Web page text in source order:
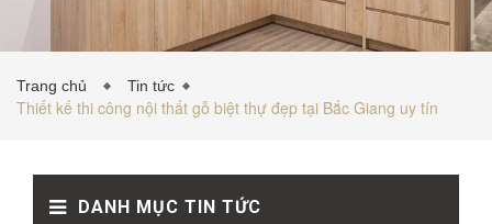
Trang chủ Tin tức
Thiết kế thi công nội thất gỗ biệt thự đẹp tại Bắc Giang uy tín
DANH MỤC TIN TỨC